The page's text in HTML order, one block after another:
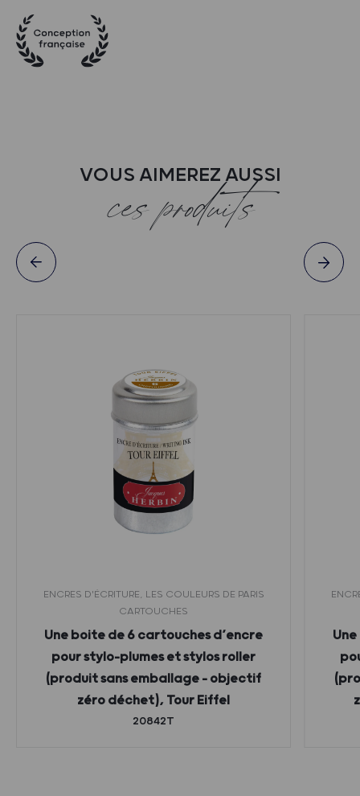
VOUS AIMEREZ AUSSI
ces produits
ENCRES D'ÉCRITURE, LES COULEURS DE PARIS
CARTOUCHES
Une boite de 6 cartouches d’encre
pour stylo-plumes et stylos roller
(produit sans emballage – objectif
zéro déchet), Tour Eiffel
20842T